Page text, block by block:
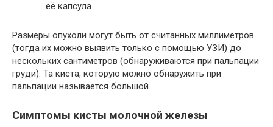
её капсула.
Размеры опухоли могут быть от считанных миллиметров
(тогда их можно выявить только с помощью УЗИ) до
нескольких сантиметров (обнаруживаются при пальпации
груди). Та киста, которую можно обнаружить при
пальпации называется большой.
Симптомы кисты молочной железы